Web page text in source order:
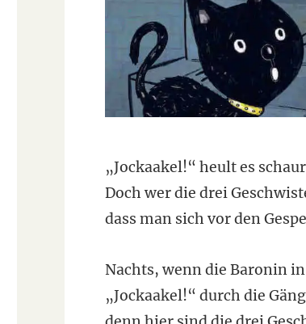
„Jockaakel!“ heult es
Doch wer die drei
dass man sich vor den
Nachts, wenn die Baronin
„Jockaakel!“ durch die